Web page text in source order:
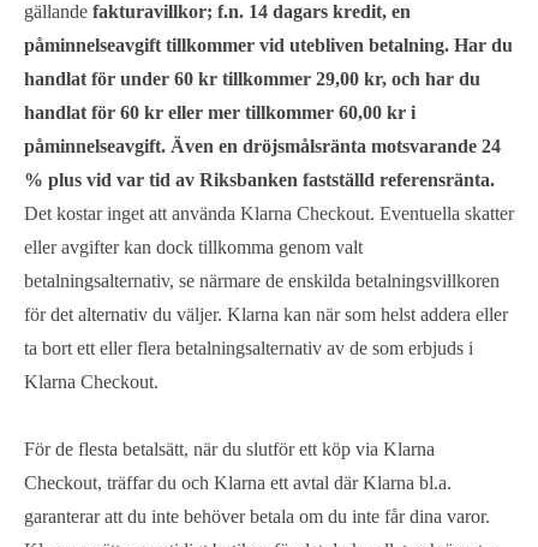
gällande fakturavillkor; f.n. 14 dagars kredit, en
påminnelseavgift tillkommer vid utebliven betalning. Har du
handlat för under 60 kr tillkommer 29,00 kr, och har du
handlat för 60 kr eller mer tillkommer 60,00 kr i
påminnelseavgift. Även en dröjsmålsränta motsvarande 24
% plus vid var tid av Riksbanken fastställd referensränta.
Det kostar inget att använda Klarna Checkout. Eventuella skatter
eller avgifter kan dock tillkomma genom valt
betalningsalternativ, se närmare de enskilda betalningsvillkoren
för det alternativ du väljer. Klarna kan när som helst addera eller
ta bort ett eller flera betalningsalternativ av de som erbjuds i
Klarna Checkout.
För de flesta betalsätt, när du slutför ett köp via Klarna
Checkout, träffar du och Klarna ett avtal där Klarna bl.a.
garanterar att du inte behöver betala om du inte får dina varor.